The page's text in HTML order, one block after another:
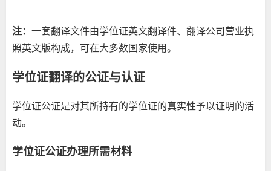
注： 一套翻译文件由学位证英文翻译件、翻译公司营业执
照英文版构成，可在大多数国家使用。
学位证翻译的公证与认证
学位证公证是对其所持有的学位证的真实性予以证明的活
动。
学位证公证办理所需材料